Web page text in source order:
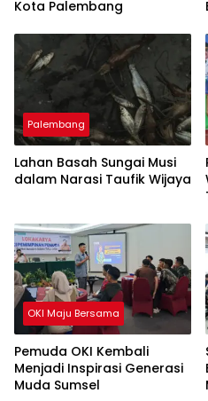
Kota Palembang
Palembang
Lahan Basah Sungai Musi
dalam Narasi Taufik Wijaya
OKI Maju Bersama
Pemuda OKI Kembali
Menjadi Inspirasi Generasi
Muda Sumsel